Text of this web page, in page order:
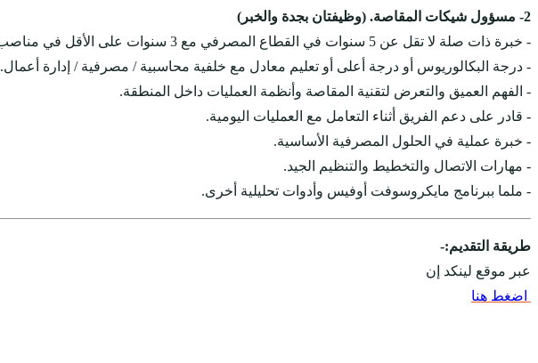
2- مسؤول شيكات المقاصة. (وظيفتان بجدة والخبر)
- خبرة ذات صلة لا تقل عن 5 سنوات في القطاع المصرفي مع 3 سنوات على الأقل في مناصب مماثلة من المسؤوليات الإدارية المتزايدة تدريجياً في وظيفة العمليات المصرفية.
- درجة البكالوريوس أو درجة أعلى أو تعليم معادل مع خلفية محاسبية / مصرفية / إدارة أعمال.
- الفهم العميق والتعرض لتقنية المقاصة وأنظمة العمليات داخل المنطقة.
- قادر على دعم الفريق أثناء التعامل مع العمليات اليومية.
- خبرة عملية في الحلول المصرفية الأساسية.
- مهارات الاتصال والتخطيط والتنظيم الجيد.
- ملما ببرنامج مايكروسوفت أوفيس وأدوات تحليلية أخرى.
طريقة التقديم:-
عبر موقع لينكد إن
اضغط هنا